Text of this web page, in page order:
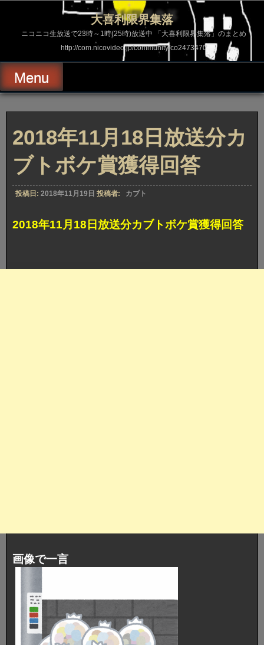
ス
ッ
プ
大喜利限界集落
ニコニコ生放送で23時～1時(25時)放送中 「大喜利限界集落」のまとめ
http://com.nicovideo.jp/community/co2473470
Menu
2018年11月18日放送分カ
ブトボケ賞獲得回答
投稿日: 2018年11月19日 投稿者: カブト
2018年11月18日放送分カブトボケ賞獲得回答
画像で一言